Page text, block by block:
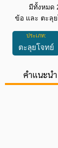
มีทั้งหมด
ข้อ และ ตะลุ
ประเภท:
ตะลุยโจทย์
คำแนะนำ